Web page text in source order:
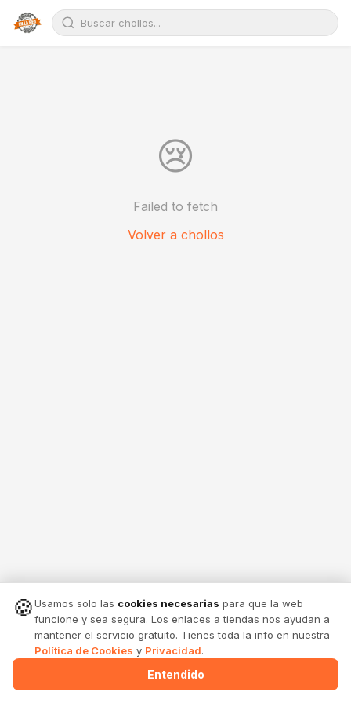
😢
Failed to fetch
Volver a chollos
Menu Alertas Comparte Entrar
🍪Usamos solo las cookies necesarias para que la web
funcione y sea segura. Los enlaces a tiendas nos ayudan a
mantener el servicio gratuito. Tienes toda la info en nuestra
Política de Cookies y Privacidad.
Entendido